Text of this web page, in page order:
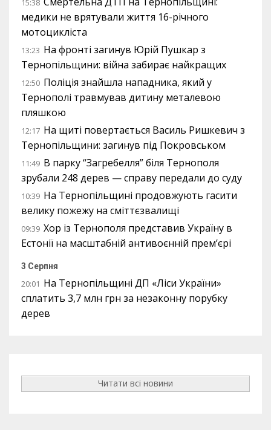
медики не врятували життя 16-річного
мотоцикліста
13:23 На фронті загинув Юрій Пушкар з
Тернопільщини: війна забирає найкращих
12:50 Поліція знайшла нападника, який у
Тернополі травмував дитину металевою
пляшкою
12:17 На щиті повертається Василь Ришкевич з
Тернопільщини: загинув під Покровськом
11:49 В парку “Загребелля” біля Тернополя
зрубали 248 дерев — справу передали до суду
10:39 На Тернопільщині продовжують гасити
велику пожежу на сміттєзвалищі
09:39 Хор із Тернополя представив Україну в
Естонії на масштабній антивоєнній прем’єрі
3 Серпня
20:01 На Тернопільщині ДП «Ліси України»
сплатить 3,7 млн грн за незаконну порубку
дерев
Читати всі новини